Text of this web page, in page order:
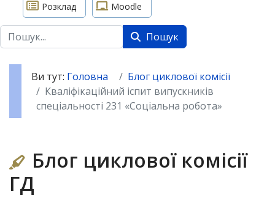
Розклад Moodle
Пошук Пошук
Ви тут: Головна
Блог циклової комісії
Кваліфікаційний іспит випускників
спеціальності 231 «Соціальна робота»
Блог циклової комісії
ГД